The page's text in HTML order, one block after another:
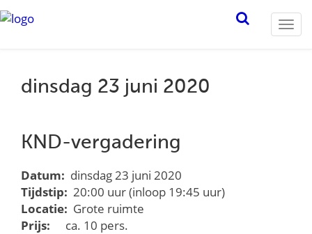
dinsdag 23 juni 2020
KND-vergadering
Datum: dinsdag 23 juni 2020
Tijdstip: 20:00 uur (inloop 19:45 uur)
Locatie: Grote ruimte
Prijs:
ca. 10 pers.